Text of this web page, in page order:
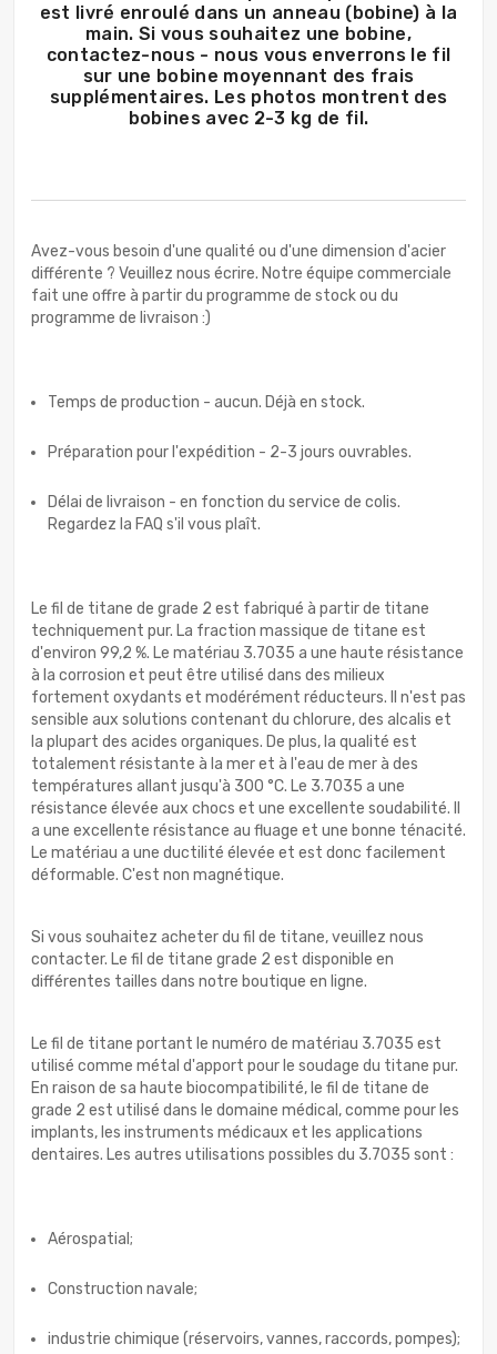
est livré enroulé dans un anneau (bobine) à la
main. Si vous souhaitez une bobine,
contactez-nous - nous vous enverrons le fil
sur une bobine moyennant des frais
supplémentaires. Les photos montrent des
bobines avec 2-3 kg de fil.
Avez-vous besoin d'une qualité ou d'une dimension d'acier
différente ? Veuillez nous écrire. Notre équipe commerciale
fait une offre à partir du programme de stock ou du
programme de livraison :)
Temps de production - aucun. Déjà en stock.
Préparation pour l'expédition - 2-3 jours ouvrables.
Délai de livraison - en fonction du service de colis.
Regardez la FAQ s'il vous plaît.
Le fil de titane de grade 2 est fabriqué à partir de titane
techniquement pur. La fraction massique de titane est
d'environ 99,2 %. Le matériau 3.7035 a une haute résistance
à la corrosion et peut être utilisé dans des milieux
fortement oxydants et modérément réducteurs. Il n'est pas
sensible aux solutions contenant du chlorure, des alcalis et
la plupart des acides organiques. De plus, la qualité est
totalement résistante à la mer et à l'eau de mer à des
températures allant jusqu'à 300 °C. Le 3.7035 a une
résistance élevée aux chocs et une excellente soudabilité. Il
a une excellente résistance au fluage et une bonne ténacité.
Le matériau a une ductilité élevée et est donc facilement
déformable. C'est non magnétique.
Si vous souhaitez acheter du fil de titane, veuillez nous
contacter. Le fil de titane grade 2 est disponible en
différentes tailles dans notre boutique en ligne.
Le fil de titane portant le numéro de matériau 3.7035 est
utilisé comme métal d'apport pour le soudage du titane pur.
En raison de sa haute biocompatibilité, le fil de titane de
grade 2 est utilisé dans le domaine médical, comme pour les
implants, les instruments médicaux et les applications
dentaires. Les autres utilisations possibles du 3.7035 sont :
Aérospatial;
Construction navale;
industrie chimique (réservoirs, vannes, raccords, pompes);